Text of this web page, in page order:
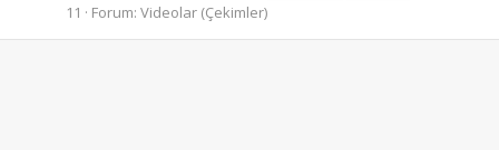
11
Forum: Videolar (Çekimler)